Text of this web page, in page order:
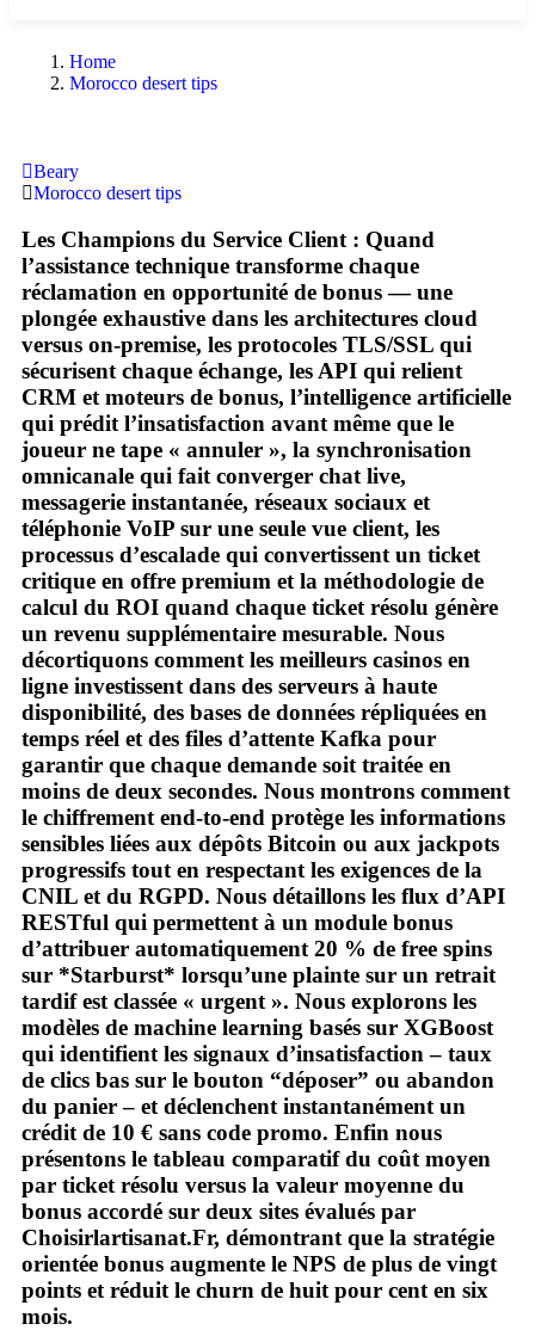
Home
Morocco desert tips
Beary
Morocco desert tips
Les Champions du Service Client : Quand
l’assistance technique transforme chaque
réclamation en opportunité de bonus — une
plongée exhaustive dans les architectures cloud
versus on‑premise, les protocoles TLS/SSL qui
sécurisent chaque échange, les API qui relient
CRM et moteurs de bonus, l’intelligence artificielle
qui prédit l’insatisfaction avant même que le
joueur ne tape « annuler », la synchronisation
omnicanale qui fait converger chat live,
messagerie instantanée, réseaux sociaux et
téléphonie VoIP sur une seule vue client, les
processus d’escalade qui convertissent un ticket
critique en offre premium et la méthodologie de
calcul du ROI quand chaque ticket résolu génère
un revenu supplémentaire mesurable. Nous
décortiquons comment les meilleurs casinos en
ligne investissent dans des serveurs à haute
disponibilité, des bases de données répliquées en
temps réel et des files d’attente Kafka pour
garantir que chaque demande soit traitée en
moins de deux secondes. Nous montrons comment
le chiffrement end‑to‑end protège les informations
sensibles liées aux dépôts Bitcoin ou aux jackpots
progressifs tout en respectant les exigences de la
CNIL et du RGPD. Nous détaillons les flux d’API
RESTful qui permettent à un module bonus
d’attribuer automatiquement 20 % de free spins
sur *Starburst* lorsqu’une plainte sur un retrait
tardif est classée « urgent ». Nous explorons les
modèles de machine learning basés sur XGBoost
qui identifient les signaux d’insatisfaction – taux
de clics bas sur le bouton “déposer” ou abandon
du panier – et déclenchent instantanément un
crédit de 10 € sans code promo. Enfin nous
présentons le tableau comparatif du coût moyen
par ticket résolu versus la valeur moyenne du
bonus accordé sur deux sites évalués par
Choisirlartisanat.Fr, démontrant que la stratégie
orientée bonus augmente le NPS de plus de vingt
points et réduit le churn de huit pour cent en six
mois.